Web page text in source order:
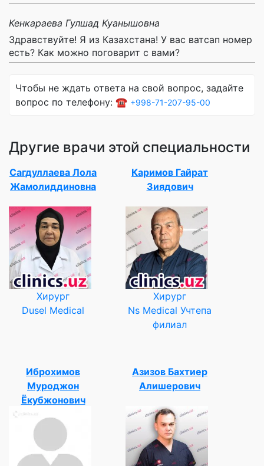
Кенкараева Гулшад Куанышовна
Здравствуйте! Я из Казахстана! У вас ватсап номер
есть? Как можно поговарит с вами?
Чтобы не ждать ответа на свой вопрос, задайте
вопрос по телефону: ☎️ +998-71-207-95-00
Другие врачи этой специальности
Сагдуллаева Лола
Жамолиддиновна
Хирург
Dusel Medical
Каримов Гайрат
Зиядович
Хирург
Ns Medical Учтепа
филиал
Иброхимов
Муроджон
Ёкубжонович
Азизов Бахтиер
Алишерович